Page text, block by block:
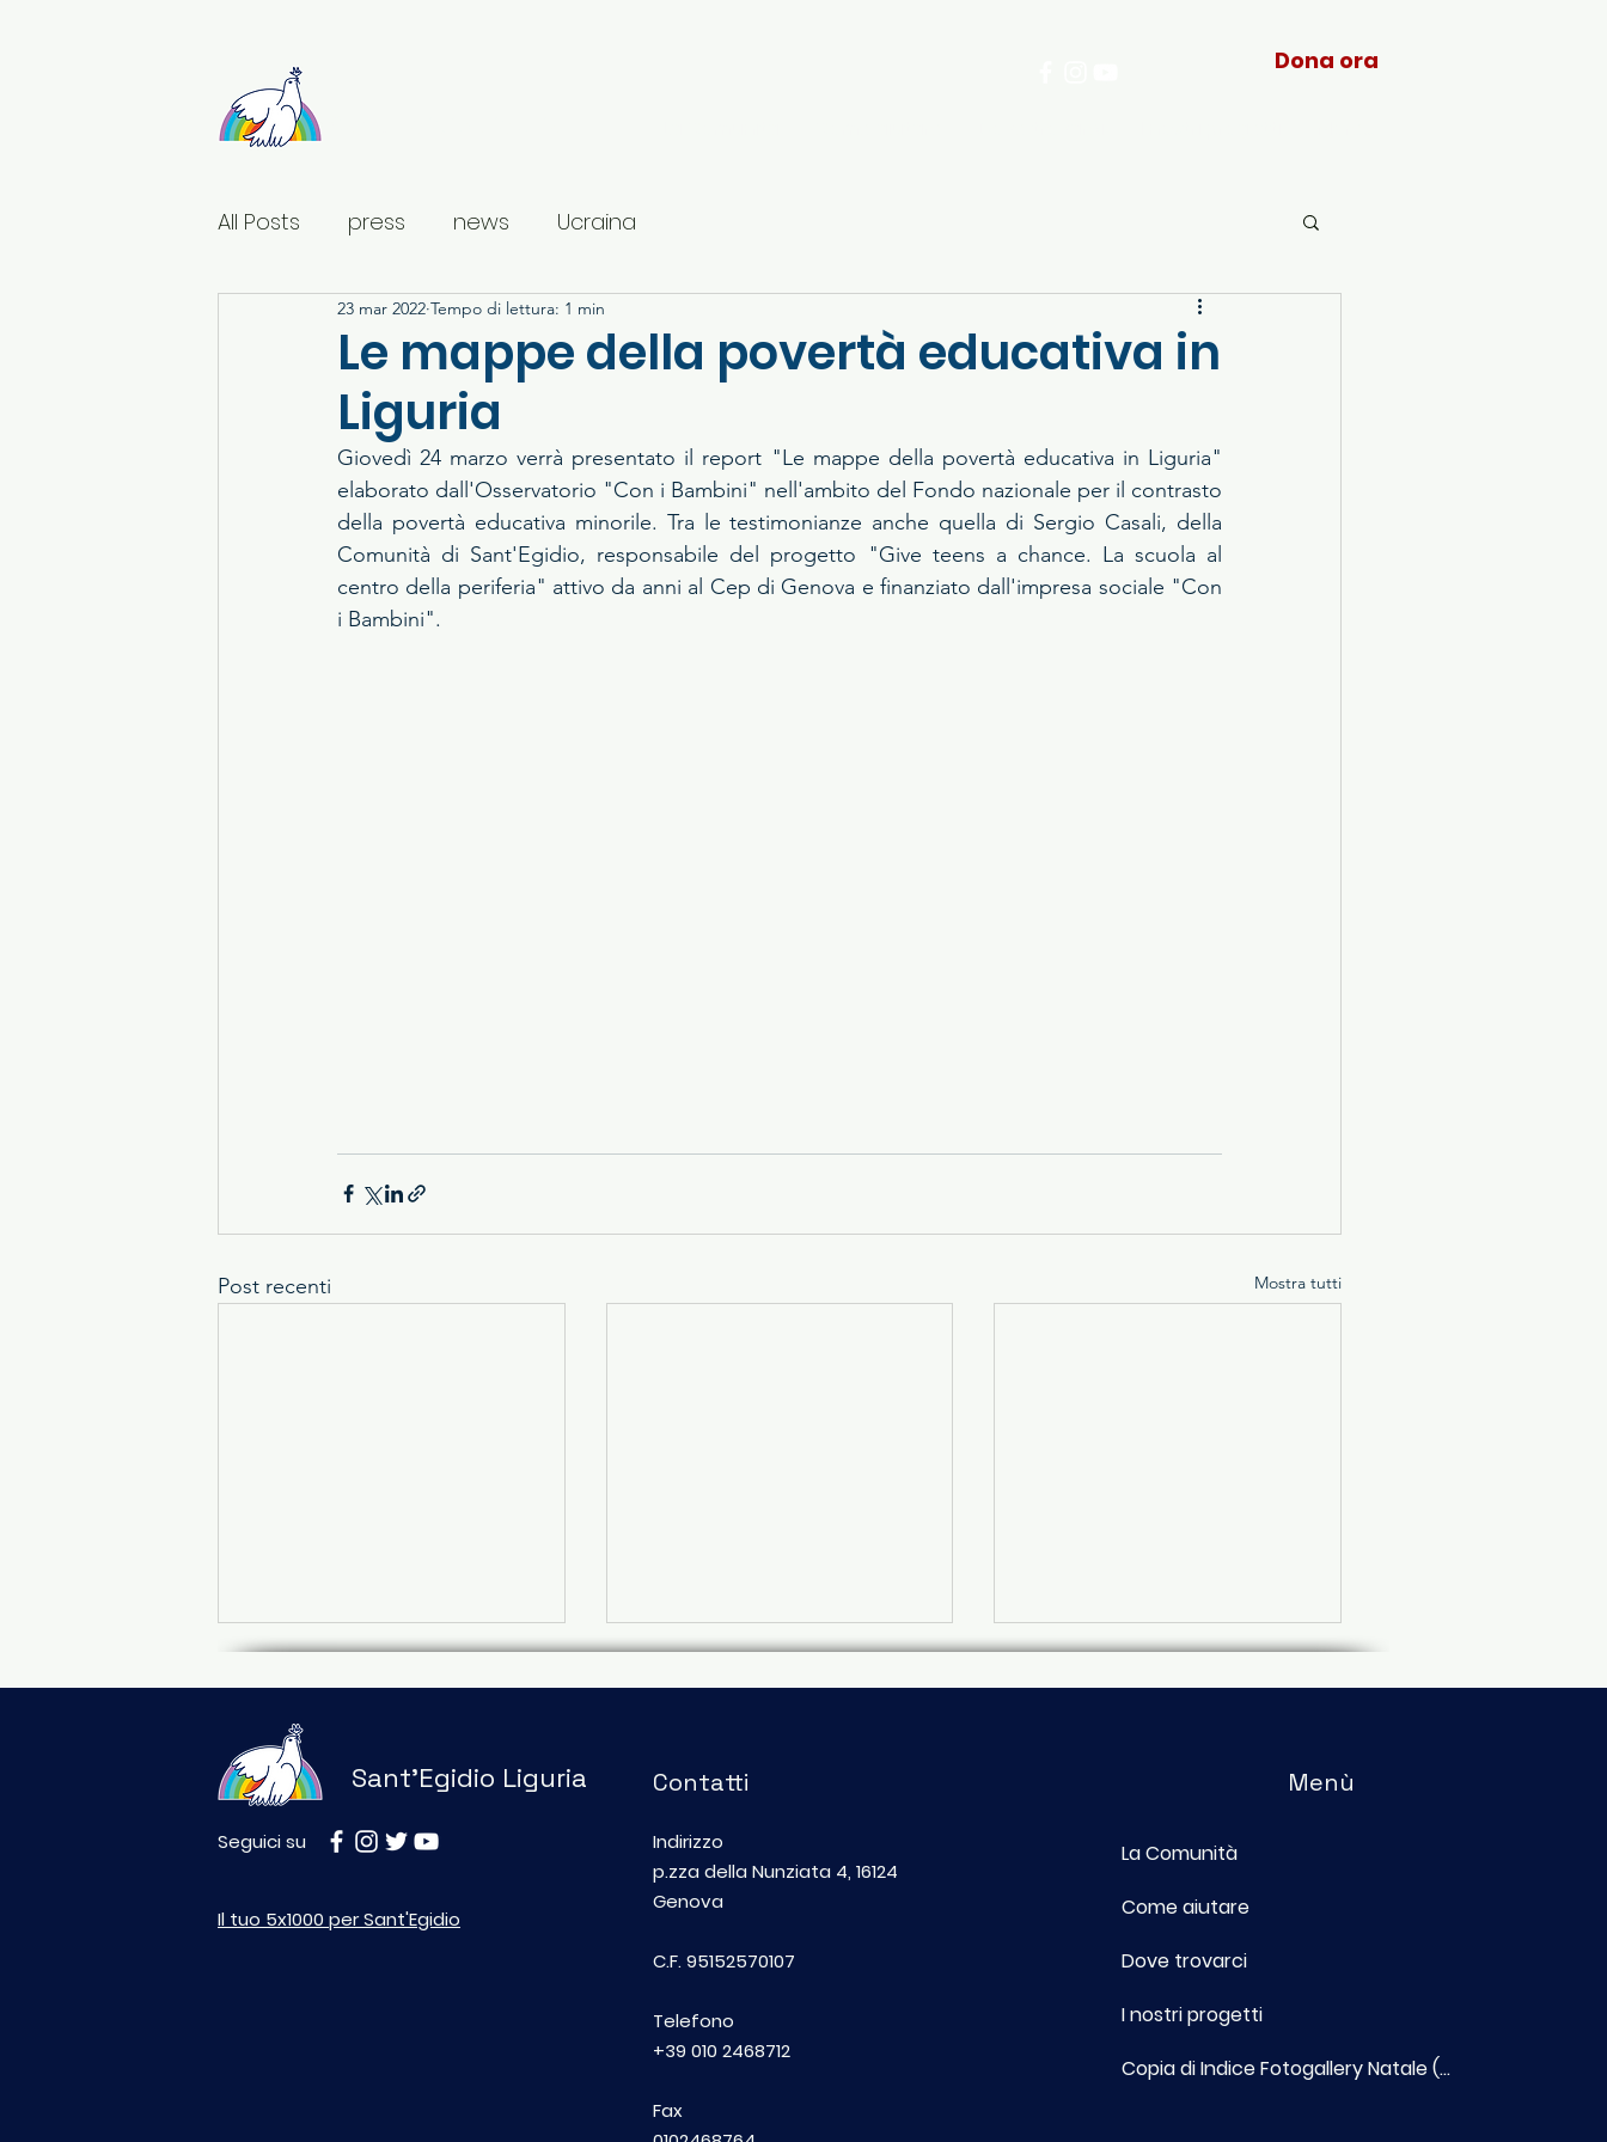
Dona ora
All Posts press news Ucraina
Le mappe della povertà educativa in
Liguria
23 mar 2022 Tempo di lettura: 1 min
Giovedì 24 marzo verrà presentato il report "Le mappe della povertà educativa in Liguria"
elaborato dall'Osservatorio "Con i Bambini" nell'ambito del Fondo nazionale per il contrasto
della povertà educativa minorile. Tra le testimonianze anche quella di Sergio Casali, della
Comunità di Sant'Egidio, responsabile del progetto "Give teens a chance. La scuola al
centro della periferia" attivo da anni al Cep di Genova e finanziato dall'impresa sociale "Con
i Bambini".
Post recenti Mostra tutti
CALDO E SOLITUDINE: A
PROSSIMITÀ PER
Una cena per trecento
bambini delle periferie
"Non ricominciamo da
zero, ma di nuovo": le
della Scuola di Italiano in
Sant'Egidio Liguria Contatti
Seguici su
Il tuo 5x1000 per Sant'Egidio
Indirizzo
p.zza della Nunziata 4, 16124
Genova
C.F. 95152570107
Telefono
+39 010 2468712
Fax
Menù
La Comunità
Come aiutare
Dove trovarci
I nostri progetti
Copia di Indice Fotogallery Natale (...